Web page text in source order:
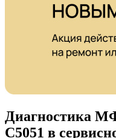
Диагностика
C5051 в